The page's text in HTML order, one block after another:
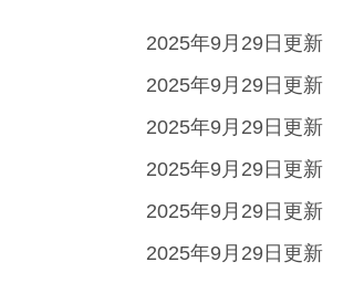
2025年9月29日更新
2025年9月29日更新
2025年9月29日更新
2025年9月29日更新
2025年9月29日更新
2025年9月29日更新